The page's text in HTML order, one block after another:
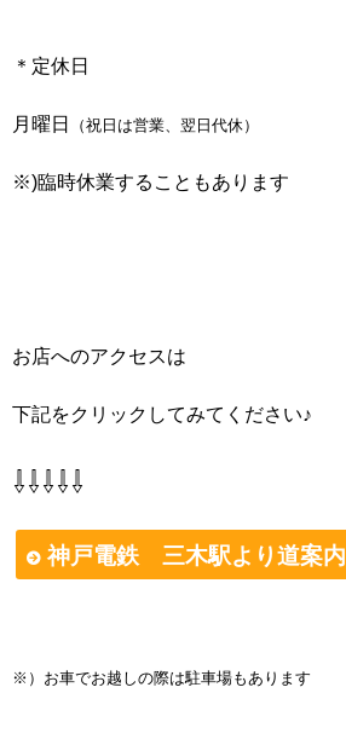
＊定休日
月曜日 （祝日は営業、翌日代休）
※)臨時休業することもあります
お店へのアクセスは
下記をクリックしてみてください♪
⇩⇩⇩⇩⇩
神戸電鉄 三木駅より道案内
※）お車でお越しの際は駐車場もあります